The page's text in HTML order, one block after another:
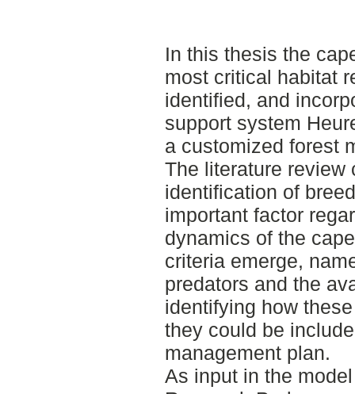
In this thesis the
most critical habitat
identified, and
support system
a customized forest
The literature review
identification of
important factor
dynamics of the
criteria emerge,
predators and the
identifying how
they could be
management plan.
As input in the